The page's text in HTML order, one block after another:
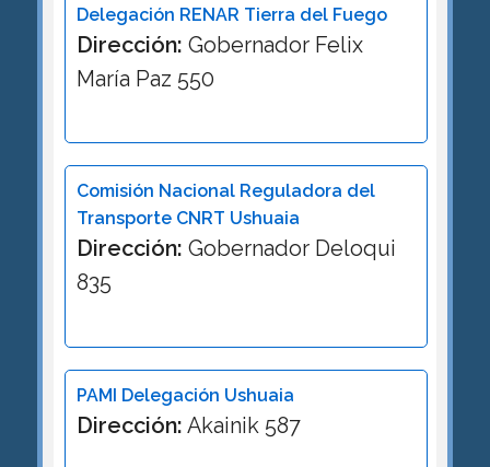
Delegación RENAR Tierra del Fuego
Dirección: Gobernador Felix
María Paz 550
Comisión Nacional Reguladora del
Transporte CNRT Ushuaia
Dirección: Gobernador Deloqui
835
PAMI Delegación Ushuaia
Dirección: Akainik 587